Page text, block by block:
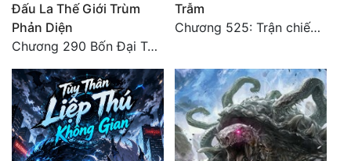
Đấu La Thế Giới Trùm
Phản Diện
Chương 290 Bốn Đại Tông Môn Đơn Thuộc Tính Vô Cùng Thê Lương
Trẫm
Chương 525: Trận chiến tấn công phòng thủ Macao (2)